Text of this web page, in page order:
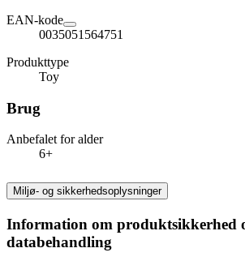
EAN-kode
0035051564751
Produkttype
Toy
Brug
Anbefalet for alder
6+
Miljø- og sikkerhedsoplysninger
Information om produktsikkerhed
databehandling